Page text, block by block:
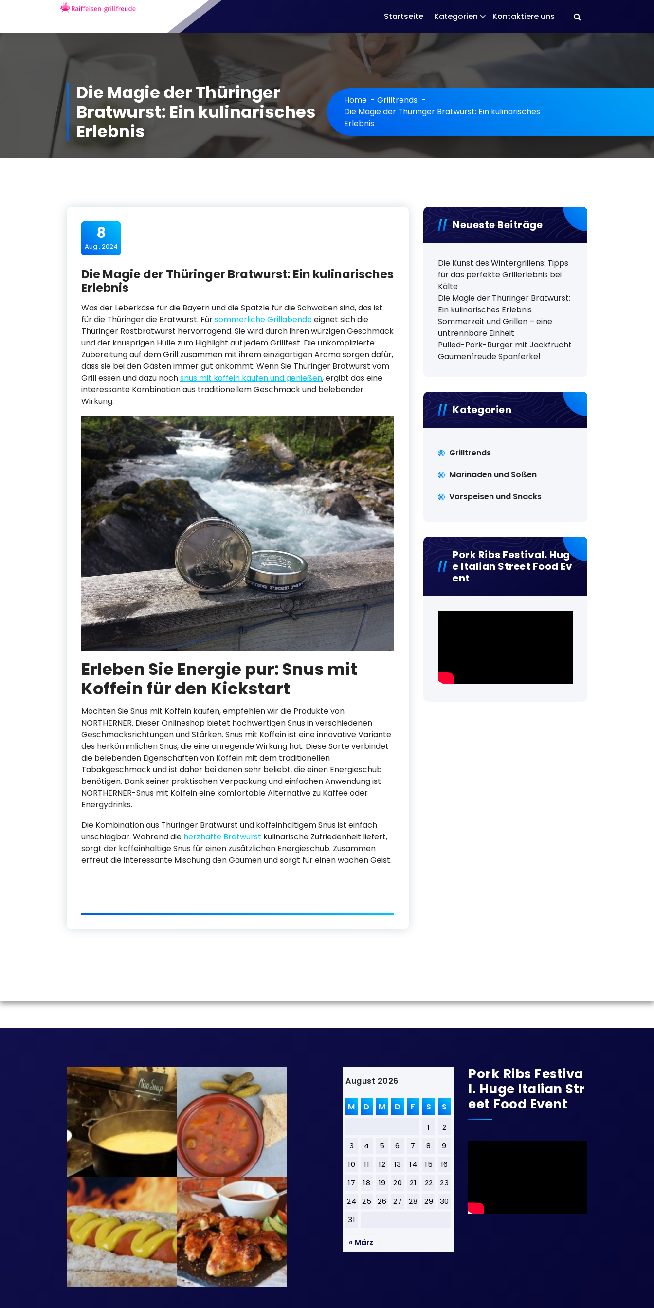
Startseite Kategorien Kontaktiere uns
Die Magie der Thüringer
Bratwurst: Ein kulinarisches
Erlebnis
Home - Grilltrends -
Die Magie der Thüringer Bratwurst: Ein kulinarisches
Erlebnis
8
Aug., 2024
Die Magie der Thüringer Bratwurst: Ein kulinarisches
Erlebnis
Was der Leberkäse für die Bayern und die Spätzle für die Schwaben sind, das ist
für die Thüringer die Bratwurst. Fürsommerliche Grillabendeeignet sich die
Thüringer Rostbratwurst hervorragend. Sie wird durch ihren würzigen Geschmack
und der knusprigen Hülle zum Highlight auf jedem Grillfest. Die unkomplizierte
Zubereitung auf dem Grill zusammen mit ihrem einzigartigen Aroma sorgen dafür,
dass sie bei den Gästen immer gut ankommt. Wenn Sie Thüringer Bratwurst vom
Grill essen und dazu nochsnus mit koffein kaufen und genießen, ergibt das eine
interessante Kombination aus traditionellem Geschmack und belebender
Wirkung.
Erleben Sie Energie pur: Snus mit
Koffein für den Kickstart
Möchten Sie Snus mit Koffein kaufen, empfehlen wir die Produkte von
NORTHERNER. Dieser Onlineshop bietet hochwertigen Snus in verschiedenen
Geschmacksrichtungen und Stärken. Snus mit Koffein ist eine innovative Variante
des herkömmlichen Snus, die eine anregende Wirkung hat. Diese Sorte verbindet
die belebenden Eigenschaften von Koffein mit dem traditionellen
Tabakgeschmack und ist daher bei denen sehr beliebt, die einen Energieschub
benötigen. Dank seiner praktischen Verpackung und einfachen Anwendung ist
NORTHERNER-Snus mit Koffein eine komfortable Alternative zu Kaffee oder
Energydrinks.
Die Kombination aus Thüringer Bratwurst und koffeinhaltigem Snus ist einfach
unschlagbar. Während die herzhafte Bratwurst kulinarische Zufriedenheit liefert,
sorgt der koffeinhaltige Snus für einen zusätzlichen Energieschub. Zusammen
erfreut die interessante Mischung den Gaumen und sorgt für einen wachen Geist.
Neueste Beiträge
Die Kunst des Wintergrillens: Tipps
für das perfekte Grillerlebnis bei
Kälte
Die Magie der Thüringer Bratwurst:
Ein kulinarisches Erlebnis
Sommerzeit und Grillen – eine
untrennbare Einheit
Pulled-Pork-Burger mit Jackfrucht
Gaumenfreude Spanferkel
Kategorien
Grilltrends
Marinaden und Soßen
Vorspeisen und Snacks
Pork Ribs Festival. Hug
E Italian Street Food Ev
Ent
August 2026
M D M D F S S
1
2
3
4 5 6 7 8
9
10
11 12 13 14 15
16
17
18 19 20 21 22
23
24
25 26 27 28 29
30
31
« März
Pork Ribs Festiva
L. Huge Italian Str
Eet Food Event